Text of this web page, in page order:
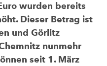
wurden bereits
Dieser Betrag ist
und Görlitz
nunmehr
seit 1. März